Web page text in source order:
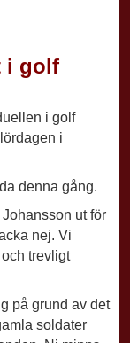
i golf
i golf
i
denna gång.
ut för
nej. Vi
och trevligt
på grund av det
soldater